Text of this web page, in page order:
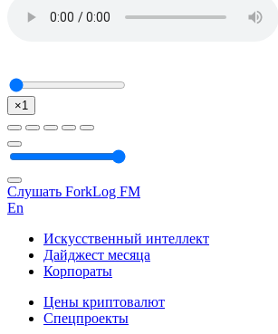
×1
Слушать ForkLog FM
En
Искусственный интеллект
Дайджест месяца
Корпораты
Цены криптовалют
Спецпроекты